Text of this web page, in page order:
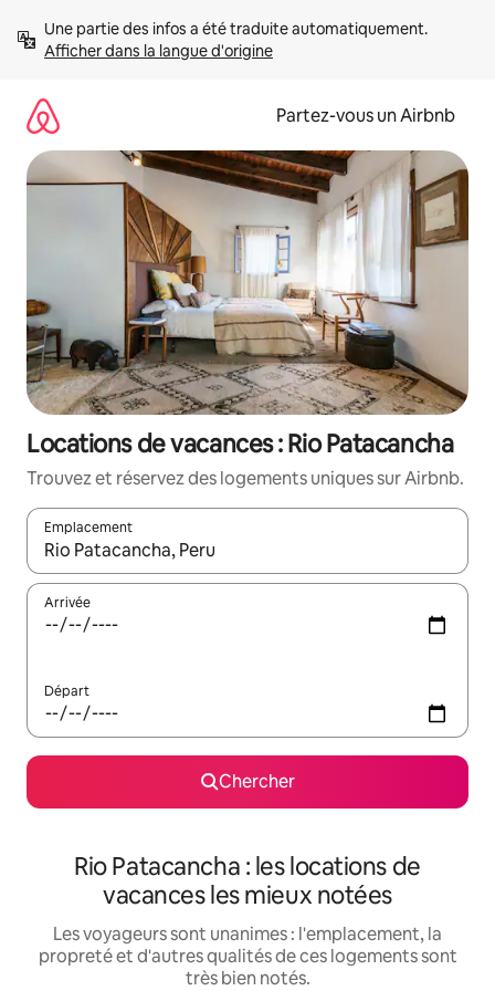
directement
Afficher dans la langue d'origine
Partez-vous un Airbnb
Locations de vacances : Rio Patacancha
Trouvez et réservez des logements uniques sur Airbnb.
Emplacement
Quand les résultats sont affichés, parcourez-les en utilisant
Arrivée
Départ
Chercher
Rio Patacancha : les locations de
vacances les mieux notées
Les voyageurs sont unanimes : l'emplacement, la
propreté et d'autres qualités de ces logements sont
très bien notés.